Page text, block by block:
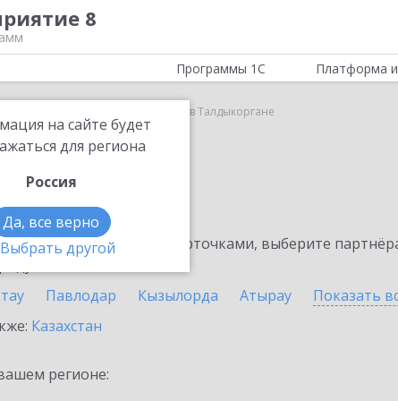
8
на сайте будет
для региона
Россия
Да, все верно
Выбрать другой
Программы 1С Платформа
1С:Лизинг в Талдыкоргане
1С:Лизинг
с информационными карточками, выберите
Павлодар Кызылорда Атырау Показать
Казахстан
регионе: